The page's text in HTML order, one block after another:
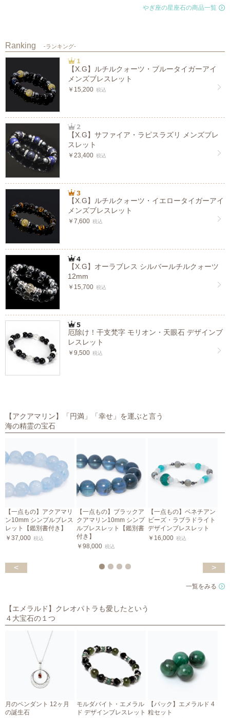
やぎ座の星座石の商品一覧
Ranking -ランキング-
【X.G】ルチルクォーツ・ブルータイガーアイ
メンズブレスレット
￥15,200 税込
【X.G】サファイア・ラピスラズリ メンズブレ
スレット
￥23,400 税込
【X.G】ルチルクォーツ・イエロータイガーアイ
メンズブレスレット
￥7,600 税込
【X.G】オーラブレス シルバールチルクォーツ
12mm
￥15,700 税込
厄除け！干支梵字 モリオン・天眼石 デザインブ
レスレット
￥9,500 税込
【アクアマリン】「円満」「幸せ」を運ぶと言う
海の精霊の宝石
【一点もの】アクアマリ
ン10mm シンプルブレス
レット【鑑別書付き】
￥37,000 税込
【一点もの】ブラックア
クアマリン10mm シンプ
ルブレスレット【鑑別書
付き】
￥98,000 税込
【一点もの】ベネチアン
ビーズ・ラブラドライト
デザインブレスレット
￥16,000 税込
< >
一覧をみる
【エメラルド】クレオパトラも愛したという
４大宝石の１つ
月のペンダント 12ヶ月
の誕生石
モルダバイト・エメラル
ド デザインブレスレット
【パック】エメラルド 4
粒セット